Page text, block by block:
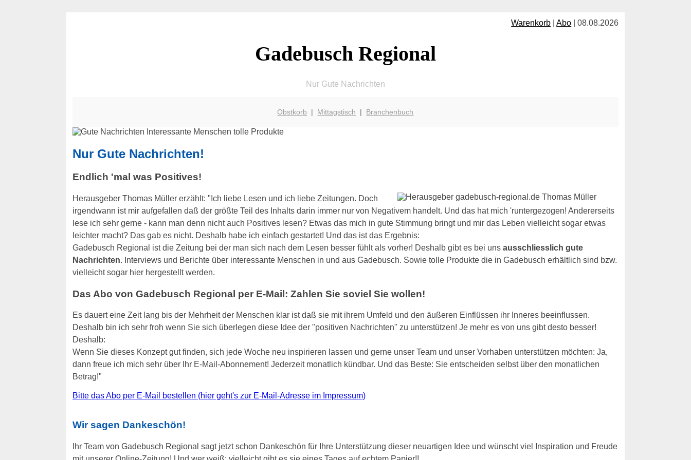
Warenkorb |Abo | 08.08.2026
Gadebusch Regional
Nur Gute Nachrichten
Obstkorb | Mittagstisch | Branchenbuch
Nur Gute Nachrichten!
Endlich 'mal was Positives!
Herausgeber Thomas Müller erzählt: "Ich liebe Lesen und ich liebe Zeitungen. Doch
irgendwann ist mir aufgefallen daß der größte Teil des Inhalts darin immer nur von Negativem handelt. Und das hat mich 'runtergezogen! Andererseits
lese ich sehr gerne - kann man denn nicht auch Positives lesen? Etwas das mich in gute Stimmung bringt und mir das Leben vielleicht sogar etwas
leichter macht? Das gab es nicht. Deshalb habe ich einfach gestartet! Und das ist das Ergebnis:
Gadebusch Regional ist die Zeitung bei der man sich nach dem Lesen besser fühlt als vorher! Deshalb gibt es bei uns ausschliesslich gute
Nachrichten. Interviews und Berichte über interessante Menschen in und aus Gadebusch. Sowie tolle Produkte die in Gadebusch erhältlich sind bzw.
vielleicht sogar hier hergestellt werden.
Das Abo von Gadebusch Regional per E-Mail: Zahlen Sie soviel Sie wollen!
Es dauert eine Zeit lang bis der Mehrheit der Menschen klar ist daß sie mit ihrem Umfeld und den äußeren Einflüssen ihr Inneres beeinflussen.
Deshalb bin ich sehr froh wenn Sie sich überlegen diese Idee der "positiven Nachrichten" zu unterstützen! Je mehr es von uns gibt desto besser!
Deshalb:
Wenn Sie dieses Konzept gut finden, sich jede Woche neu inspirieren lassen und gerne unser Team und unser Vorhaben unterstützen möchten: Ja,
dann freue ich mich sehr über Ihr E-Mail-Abonnement! Jederzeit monatlich kündbar. Und das Beste: Sie entscheiden selbst über den monatlichen
Betrag!"
Bitte das Abo per E-Mail bestellen (hier geht's zur E-Mail-Adresse im Impressum)
Wir sagen Dankeschön!
Ihr Team von Gadebusch Regional sagt jetzt schon Dankeschön für Ihre Unterstützung dieser neuartigen Idee und wünscht viel Inspiration und Freude